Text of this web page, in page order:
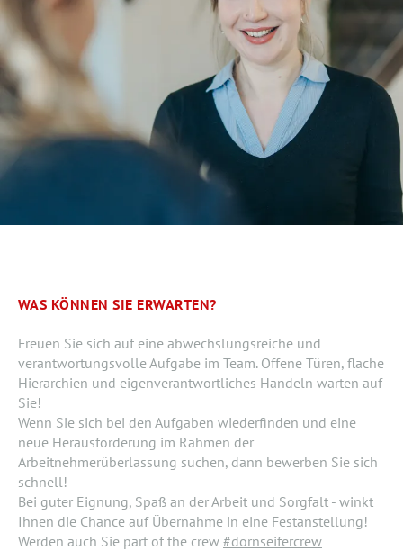
WAS KÖNNEN SIE ERWARTEN?
Freuen Sie sich auf eine abwechslungsreiche und
verantwortungsvolle Aufgabe im Team. Offene Türen, flache
Hierarchien und eigenverantwortliches Handeln warten auf
Sie!
Wenn Sie sich bei den Aufgaben wiederfinden und eine
neue Herausforderung im Rahmen der
Arbeitnehmerüberlassung suchen, dann bewerben Sie sich
schnell!
Bei guter Eignung, Spaß an der Arbeit und Sorgfalt - winkt
Ihnen die Chance auf Übernahme in eine Festanstellung!
Werden auch Sie part of the crew #dornseifercrew